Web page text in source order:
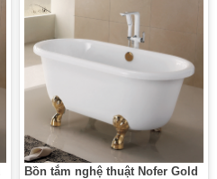
Bồn tắm nghệ thuật Nofer Gold